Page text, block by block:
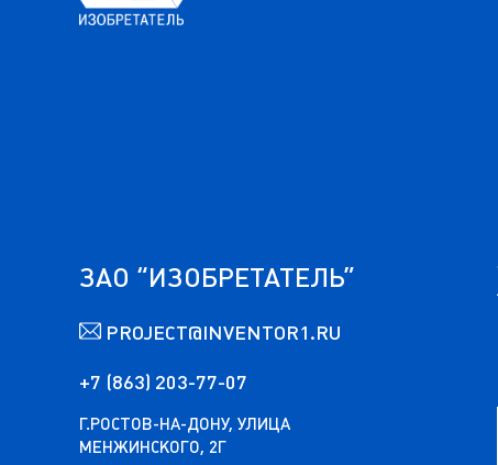
ЗАО “ИЗОБРЕТАТЕЛЬ”
PROJECT@INVENTOR1.RU
+7 (863) 203-77-07
Г.РОСТОВ-НА-ДОНУ, УЛИЦА
МЕНЖИНСКОГО, 2Г